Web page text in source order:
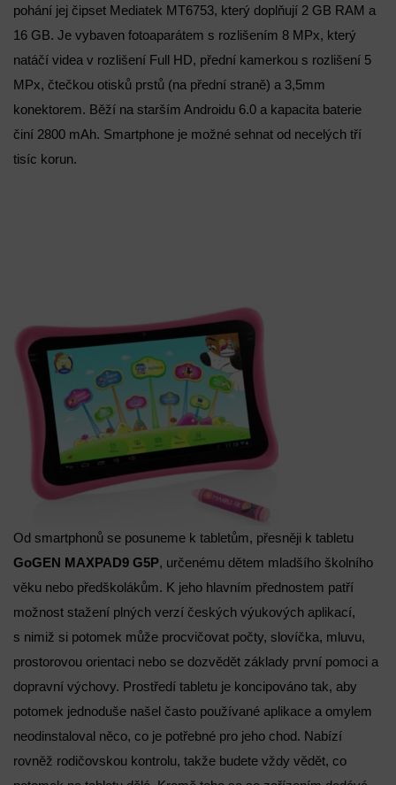
pohání jej čipset Mediatek MT6753, který doplňují 2 GB RAM a
16 GB. Je vybaven fotoaparátem s rozlišením 8 MPx, který
natáčí videa v rozlišení Full HD, přední kamerkou s rozlišení 5
MPx, čtečkou otisků prstů (na přední straně) a 3,5mm
konektorem. Běží na starším Androidu 6.0 a kapacita baterie
činí 2800 mAh. Smartphone je možné sehnat od necelých tří
tisíc korun.
Od smartphonů se posuneme k tabletům, přesněji k tabletu
GoGEN MAXPAD9 G5P, určenému dětem mladšího školního
věku nebo předškolákům. K jeho hlavním přednostem patří
možnost stažení plných verzí českých výukových aplikací,
s nimiž si potomek může procvičovat počty, slovíčka, mluvu,
prostorovou orientaci nebo se dozvědět základy první pomoci a
dopravní výchovy. Prostředí tabletu je koncipováno tak, aby
potomek jednoduše našel často používané aplikace a omylem
neodinstaloval něco, co je potřebné pro jeho chod. Nabízí
rovněž rodičovskou kontrolu, takže budete vždy vědět, co